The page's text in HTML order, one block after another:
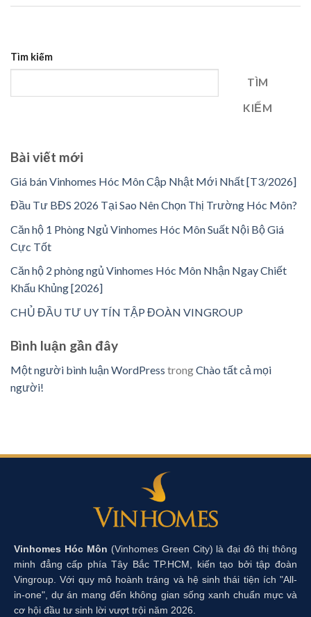
Tìm kiếm
TÌM
KIẾM
Bài viết mới
Giá bán Vinhomes Hóc Môn Cập Nhật Mới Nhất [T3/2026]
Đầu Tư BĐS 2026 Tại Sao Nên Chọn Thị Trường Hóc Môn?
Căn hộ 1 Phòng Ngủ Vinhomes Hóc Môn Suất Nội Bộ Giá
Cực Tốt
Căn hộ 2 phòng ngủ Vinhomes Hóc Môn Nhận Ngay Chiết
Khấu Khủng [2026]
CHỦ ĐẦU TƯ UY TÍN TẬP ĐOÀN VINGROUP
Bình luận gần đây
Một người bình luận WordPress trongChào tất cả mọi
người!
Vinhomes Hóc Môn (Vinhomes Green City) là đại đô thị thông
minh đẳng cấp phía Tây Bắc TP.HCM, kiến tạo bởi tập đoàn
Vingroup. Với quy mô hoành tráng và hệ sinh thái tiện ích "All-
in-one", dự án mang đến không gian sống xanh chuẩn mực và
cơ hội đầu tư sinh lời vượt trội năm 2026.